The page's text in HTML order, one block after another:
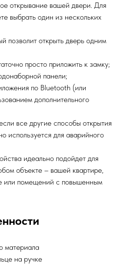
открывание вашей двери. Для
выбрать один из нескольких
позволит открыть дверь одним
просто приложить к замку;
панели;
по Bluetooth (или
дополнительного
все другие способы открытия
используется для аварийного
идеально подойдет для
объекте – вашей квартире,
или помещений с повышенным
материала
на ручке